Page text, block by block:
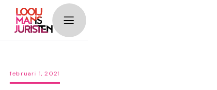
block
februari 1, 2021